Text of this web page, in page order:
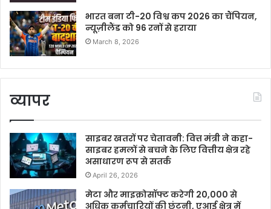
भारत बना टी-20 विश्व कप 2026 का चैंपियन,
न्यूज़ीलैंड को 96 रनों से हराया
March 8, 2026
व्यापर
साइबर खतरों पर चेतावनी: वित्त मंत्री ने कहा-
साइबर हमलों से बचने के लिए वित्तीय क्षेत्र रहे
असाधारण रूप से सतर्क
April 26, 2026
मेटा और माइक्रोसॉफ्ट करेगी 20,000 से
अधिक कर्मचारियों की छंटनी, एआई क्षेत्र में